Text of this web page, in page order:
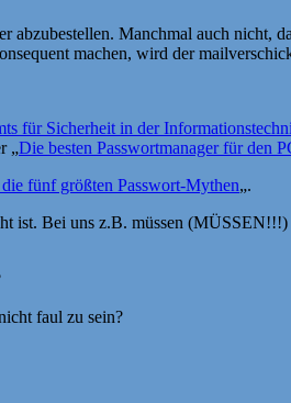
Manchmal auch nicht,
machen, wird der
für Sicherheit in der
„Die besten Passwortmanager für den
fünf größten Passwort-Mythen„.
ist. Bei uns z.B. müssen
faul zu sein?